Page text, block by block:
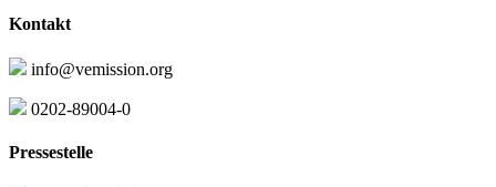
Kontakt
info@vemission.org
0202-89004-0
Pressestelle